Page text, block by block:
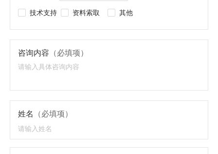
技术支持
资料索取 其他
咨询内容 （必填项）
姓名 （必填项）